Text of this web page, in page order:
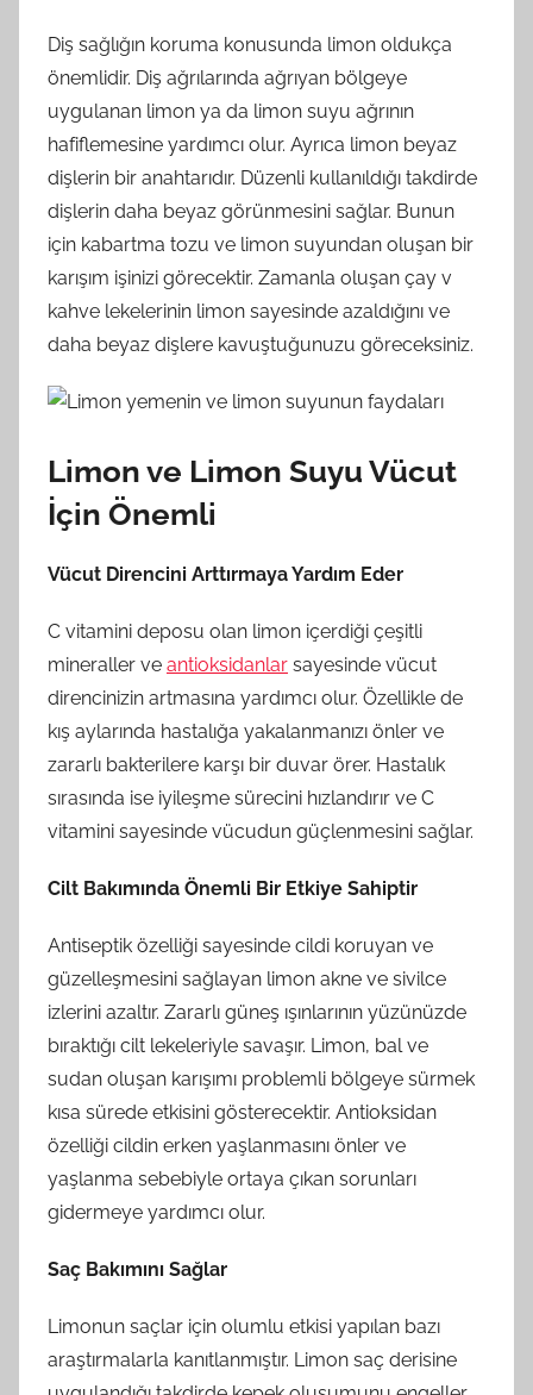
Diş sağlığın koruma konusunda limon oldukça
önemlidir. Diş ağrılarında ağrıyan bölgeye
uygulanan limon ya da limon suyu ağrının
hafiflemesine yardımcı olur. Ayrıca limon beyaz
dişlerin bir anahtarıdır. Düzenli kullanıldığı takdirde
dişlerin daha beyaz görünmesini sağlar. Bunun
için kabartma tozu ve limon suyundan oluşan bir
karışım işinizi görecektir. Zamanla oluşan çay v
kahve lekelerinin limon sayesinde azaldığını ve
daha beyaz dişlere kavuştuğunuzu göreceksiniz.
Limon ve Limon Suyu Vücut
İçin Önemli
Vücut Direncini Arttırmaya Yardım Eder
C vitamini deposu olan limon içerdiği çeşitli
mineraller ve antioksidanlar sayesinde vücut
direncinizin artmasına yardımcı olur. Özellikle de
kış aylarında hastalığa yakalanmanızı önler ve
zararlı bakterilere karşı bir duvar örer. Hastalık
sırasında ise iyileşme sürecini hızlandırır ve C
vitamini sayesinde vücudun güçlenmesini sağlar.
Cilt Bakımında Önemli Bir Etkiye Sahiptir
Antiseptik özelliği sayesinde cildi koruyan ve
güzelleşmesini sağlayan limon akne ve sivilce
izlerini azaltır. Zararlı güneş ışınlarının yüzünüzde
bıraktığı cilt lekeleriyle savaşır. Limon, bal ve
sudan oluşan karışımı problemli bölgeye sürmek
kısa sürede etkisini gösterecektir. Antioksidan
özelliği cildin erken yaşlanmasını önler ve
yaşlanma sebebiyle ortaya çıkan sorunları
gidermeye yardımcı olur.
Saç Bakımını Sağlar
Limonun saçlar için olumlu etkisi yapılan bazı
araştırmalarla kanıtlanmıştır. Limon saç derisine